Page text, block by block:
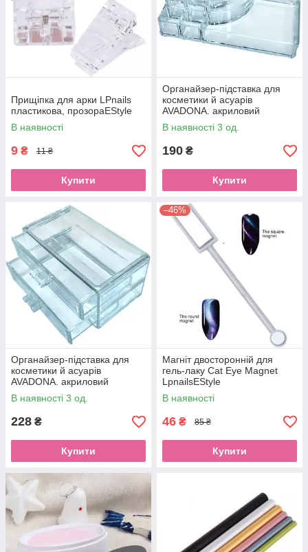
Прищіпка для арки LPnails
пластикова, прозораEStyle
В наявності
9 ₴ 11 ₴
Купити
Органайзер-підставка для
косметики й асуарів
AVADONA. акриловий
Прозорий 1106-1
В наявності 3 од.
190 ₴
Купити
Органайзер-підставка для
косметики й асуарів
AVADONA. акриловий
Прозорий 1100
В наявності 3 од.
228 ₴
Купити
–46%
Магніт двосторонній для
гель-лаку Cat Eye Magnet
LpnailsEStyle
В наявності
46 ₴ 85 ₴
Купити